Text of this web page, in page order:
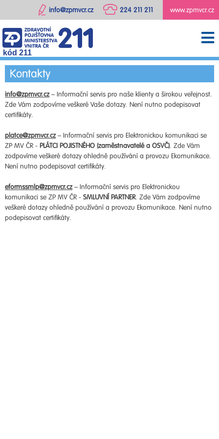
www.zpmvcr.cz
224 211 211
info@zpmvcr.cz
kód 211
Kontakty
info@zpmvcr.cz– Informační servis pro naše klienty a širokou veřejnost.
Zde Vám zodpovíme veškeré Vaše dotazy. Není nutno podepisovat
certifikáty.
platce@zpmvcr.cz– Informační servis pro Elektronickou komunikaci se
ZP MV ČR - PLÁTCI POJISTNÉHO (zaměstnavatelé a OSVČ). Zde Vám
zodpovíme veškeré dotazy ohledně používání a provozu Ekomunikace.
Není nutno podepisovat certifikáty.
eformssmlp@zpmvcr.cz– Informační servis pro Elektronickou
komunikaci se ZP MV ČR - SMLUVNÍ PARTNER. Zde Vám zodpovíme
veškeré dotazy ohledně používání a provozu Ekomunikace. Není nutno
podepisovat certifikáty.